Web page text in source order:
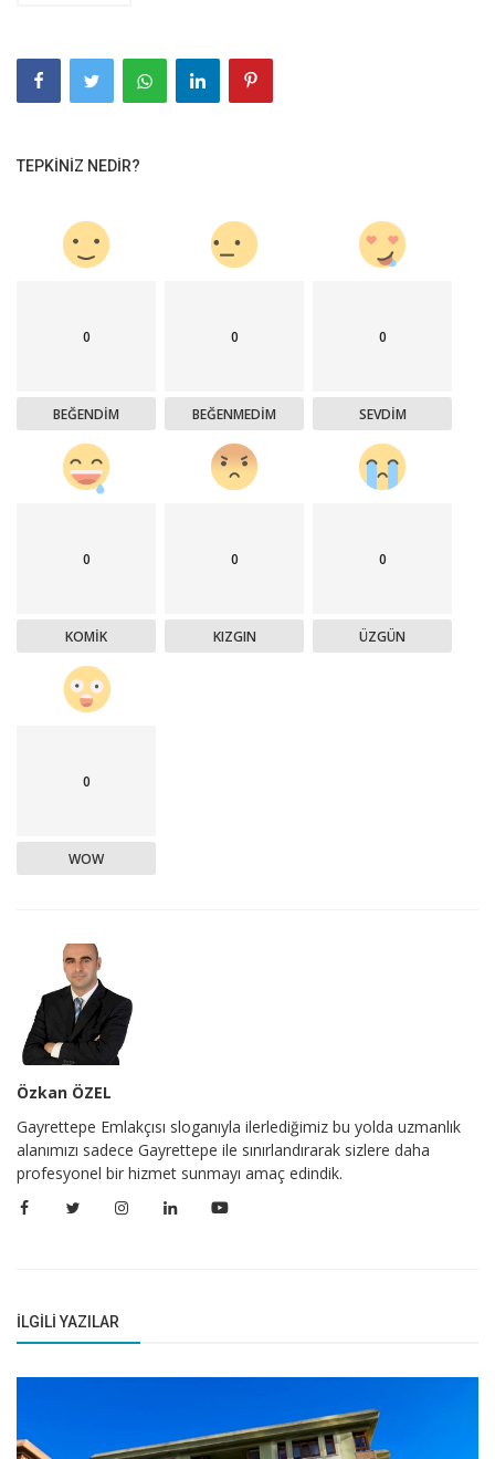
TEPKINIZ NEDIR?
0
BEĞENDIM
0
BEĞENMEDIM
0
SEVDIM
0
KOMIK
0
KIZGIN
0
ÜZGÜN
0
WOW
Özkan ÖZEL
Gayrettepe Emlakçısı sloganıyla ilerlediğimiz bu yolda uzmanlık
alanımızı sadece Gayrettepe ile sınırlandırarak sizlere daha
profesyonel bir hizmet sunmayı amaç edindik.
İLGILI YAZILAR